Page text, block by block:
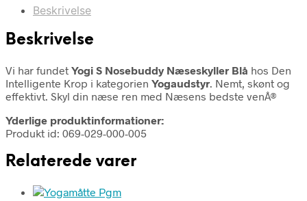
Beskrivelse
Beskrivelse
Vi har fundet Yogi S Nosebuddy Næseskyller Blå hos Den
Intelligente Krop i kategorien Yogaudstyr. Nemt, skønt og
effektivt. Skyl din næse ren med Næsens bedste venÂ®
Yderlige produktinformationer:
Produkt id: 069-029-000-005
Relaterede varer